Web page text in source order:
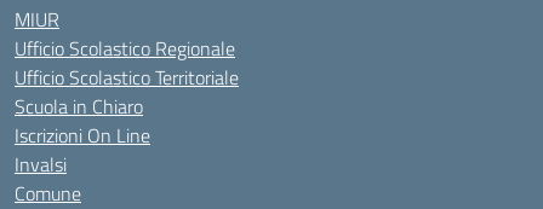
MIUR
Ufficio Scolastico Regionale
Ufficio Scolastico Territoriale
Scuola in Chiaro
Iscrizioni On Line
Invalsi
Comune